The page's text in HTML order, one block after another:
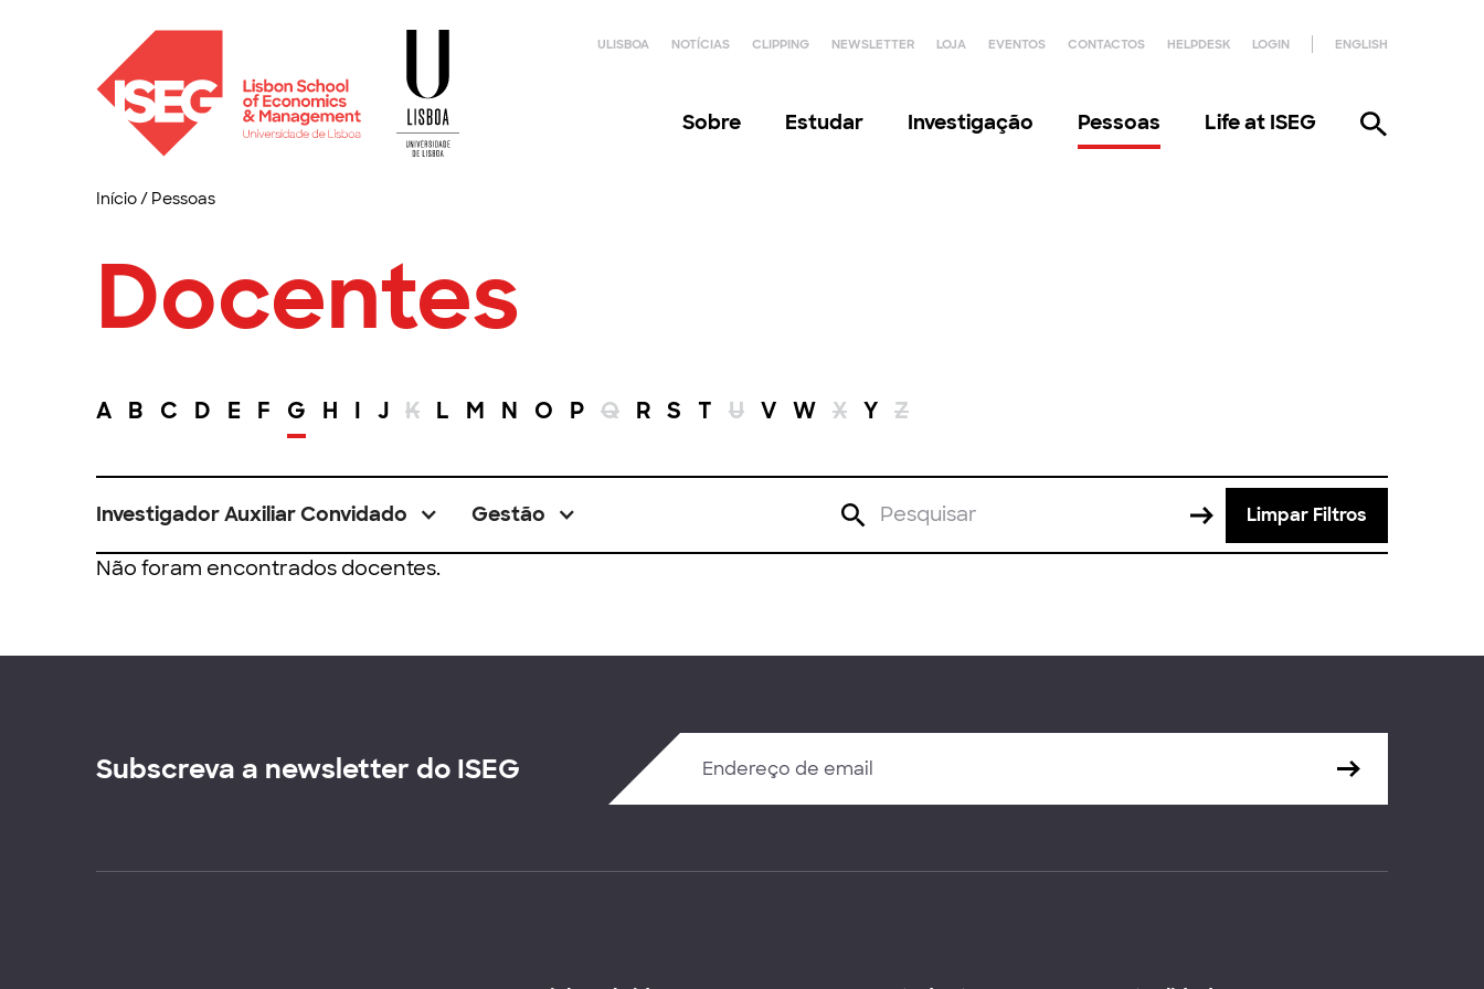
ULISBOA NOTÍCIAS CLIPPING NEWSLETTER LOJA EVENTOS CONTACTOS HELPDESK LOGIN ENGLISH
Sobre Estudar Investigação Pessoas Life at ISEG
Início/ Pessoas
Docentes
A B C D E F G H I J K L M N O P Q R S T U V W X Y Z
Investigador Auxiliar Convidado Gestão Limpar Filtros
Não foram encontrados docentes.
Subscreva a newsletter do ISEG